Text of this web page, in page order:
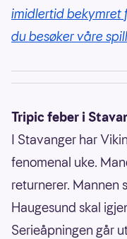
imidlertid bekymret
du besøker våre
Tripic feber i
I Stavanger har
fenomenal uke.
returnerer. Mannen
Haugesund skal
Serieåpningen går